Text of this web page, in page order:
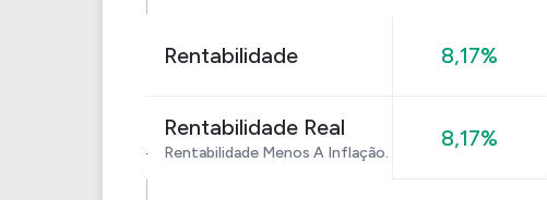
Rentabilidade 8,17%
Rentabilidade Real
Rentabilidade Menos A Inflação.
8,17%